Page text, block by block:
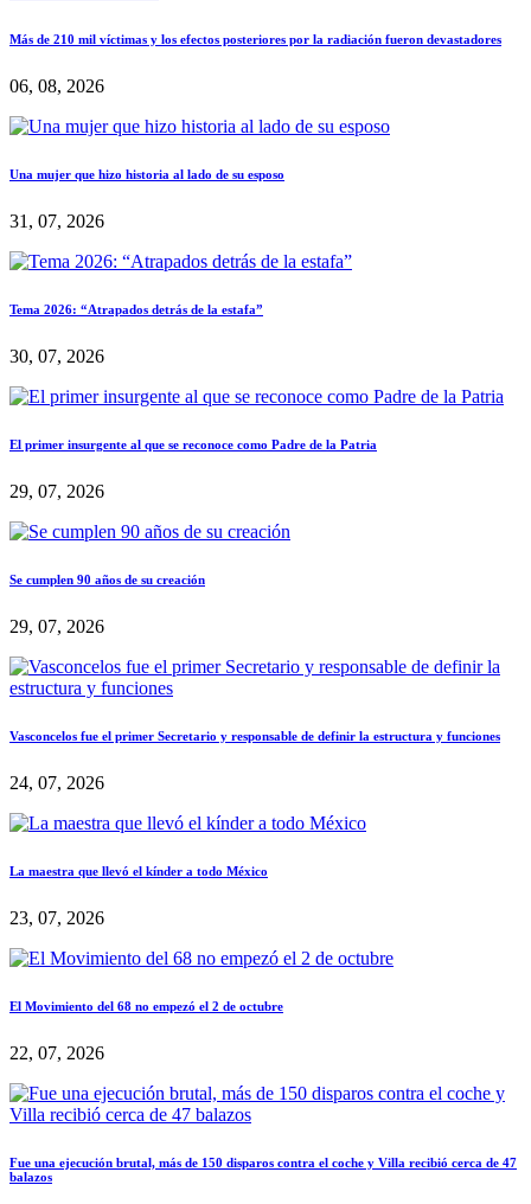
Más de 210 mil víctimas y los efectos posteriores por la radiación fueron devastadores
06, 08, 2026
Una mujer que hizo historia al lado de su esposo
31, 07, 2026
Tema 2026: “Atrapados detrás de la estafa”
30, 07, 2026
El primer insurgente al que se reconoce como Padre de la Patria
29, 07, 2026
Se cumplen 90 años de su creación
29, 07, 2026
Vasconcelos fue el primer Secretario y responsable de definir la estructura y funciones
24, 07, 2026
La maestra que llevó el kínder a todo México
23, 07, 2026
El Movimiento del 68 no empezó el 2 de octubre
22, 07, 2026
Fue una ejecución brutal, más de 150 disparos contra el coche y Villa recibió cerca de 47
balazos